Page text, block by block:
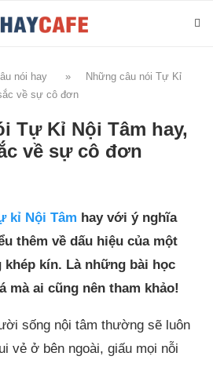
nói hay »
Những câu nói Tự Kỉ
về sự cô đơn
Tự Kỉ Nội Tâm hay,
về sự cô đơn
kỉ Nội Tâm hay với ý nghĩa
thêm về dấu hiệu của một
kín. Là những bài học
mà ai cũng nên tham khảo!
sống nội tâm thường sẽ luôn
vẻ ở bên ngoài, giấu mọi nỗi